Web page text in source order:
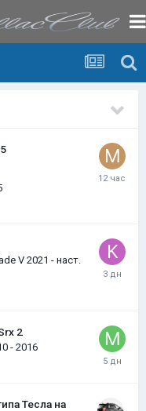
V 2021 - наст.
2
- 2016
Тесла на